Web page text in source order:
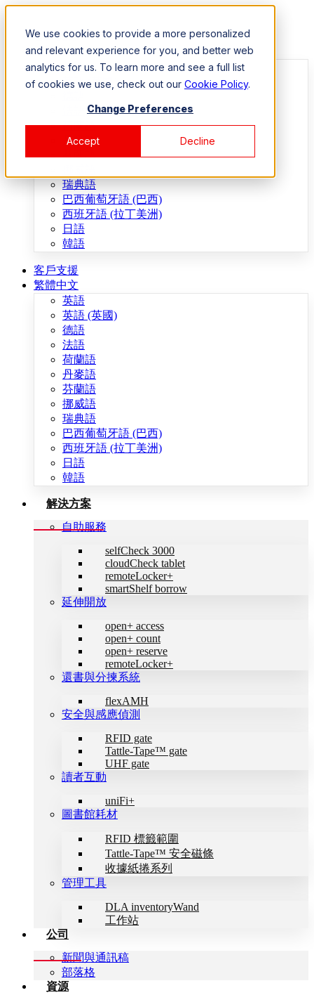
We use cookies to provide a more personalized
and relevant experience for you, and better web
analytics for us. To learn more and see a full list
of cookies we use, check out our Cookie Policy.
Change Preferences
Accept Decline
客戶支援
繁體中文
英語
英語 (英國)
荷蘭語
丹麥語
芬蘭語
瑞典語
巴西葡萄牙語 (巴西)
西班牙語 (拉丁美洲)
日語
韓語
客戶支援
繁體中文
英語
英語 (英國)
德語
法語
荷蘭語
丹麥語
芬蘭語
挪威語
瑞典語
巴西葡萄牙語 (巴西)
西班牙語 (拉丁美洲)
日語
韓語
解決方案
自助服務
selfCheck 3000
cloudCheck tablet
remoteLocker+
smartShelf borrow
延伸開放
open+ access
open+ count
open+ reserve
remoteLocker+
還書與分揀系統
flexAMH
安全與感應偵測
RFID gate
Tattle-Tape™ gate
UHF gate
讀者互動
uniFi+
圖書館耗材
RFID 標籤範圍
Tattle-Tape™ 安全磁條
收據紙捲系列
管理工具
DLA inventoryWand
工作站
公司
新聞與通訊稿
部落格
資源